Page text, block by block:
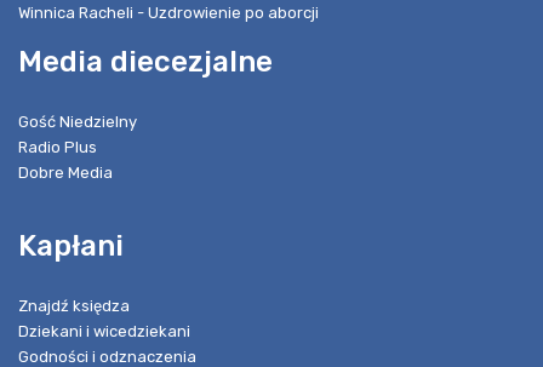
Winnica Racheli - Uzdrowienie po aborcji
Media diecezjalne
Gość Niedzielny
Radio Plus
Dobre Media
Kapłani
Znajdź księdza
Dziekani i wicedziekani
Godności i odznaczenia